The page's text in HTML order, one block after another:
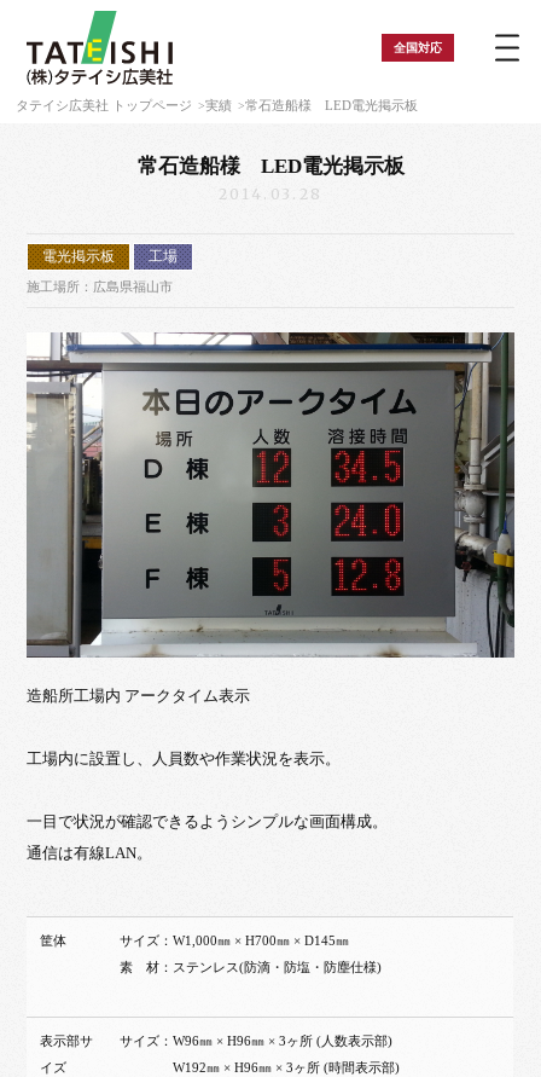
全国対応
タテイシ広美社 トップページ 実績 常石造船様 LED電光掲示板
常石造船様 LED電光掲示板
2014.03.28
電光掲示板 工場
施工場所：広島県福山市
造船所工場内 アークタイム表示
工場内に設置し、人員数や作業状況を表示。
一目で状況が確認できるようシンプルな画面構成。
通信は有線LAN。
筐体
サイズ：W1,000㎜ × H700㎜ × D145㎜
素 材：ステンレス(防滴・防塩・防塵仕様)
表示部サ
イズ
サイズ：W96㎜ × H96㎜ × 3ヶ所 (人数表示部)
W192㎜ × H96㎜ × 3ヶ所 (時間表示部)